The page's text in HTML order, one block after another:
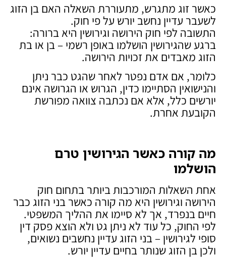
כאשר זוג מתגרש, מתעוררת השאלה האם בן הזוג
לשעבר עדיין נחשב יורש על פי חוק.
התשובה לפי חוק הירושה וגירושין היא ברורה:
ברגע שהגירושין הושלמו באופן רשמי – בן או בת
הזוג מאבדים את זכויות הירושה.
כלומר, אם אדם נפטר לאחר שהגט כבר ניתן
והנישואין הסתיימו כדין, הגרוש או הגרושה אינם
יורשים כלל, אלא אם נכתבה צוואה מפורשת
הקובעת אחרת.
מה קורה כאשר הגירושין טרם
הושלמו
אחת השאלות המורכבות ביותר בתחום חוק
הירושה וגירושין היא מה קורה כאשר בני הזוג כבר
חיים בנפרד, אך לא סיימו את ההליך המשפטי.
לפי החוק, כל עוד לא ניתן גט ולא הוצא פסק דין
סופי לגירושין – בני הזוג עדיין נחשבים נשואים,
ולכן בן הזוג שנותר בחיים עדיין יורש.